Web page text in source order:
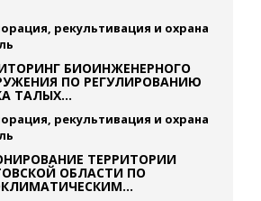
рекультивация и охрана
БИОИНЖЕНЕРНОГО
ПО РЕГУЛИРОВАНИЮ
ТАЛЫХ...
рекультивация и охрана
ТЕРРИТОРИИ
ОБЛАСТИ ПО